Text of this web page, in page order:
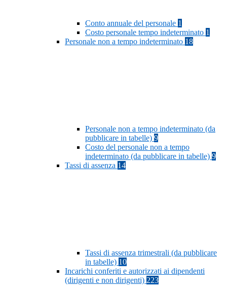
Conto annuale del personale 1
Costo personale tempo indeterminato 1
Personale non a tempo indeterminato 18
Personale non a tempo indeterminato (da
pubblicare in tabelle) 9
Costo del personale non a tempo
indeterminato (da pubblicare in tabelle) 9
Tassi di assenza 14
Tassi di assenza trimestrali (da pubblicare
in tabelle) 10
Incarichi conferiti e autorizzati ai dipendenti
(dirigenti e non dirigenti) 223